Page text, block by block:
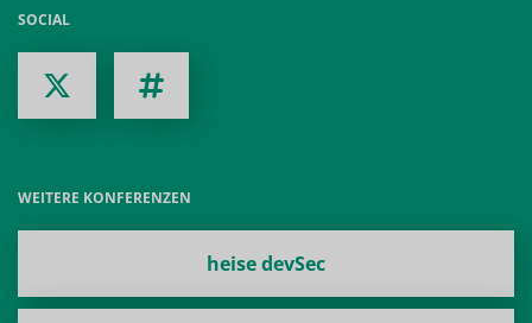
SOCIAL
WEITERE KONFERENZEN
heise devSec